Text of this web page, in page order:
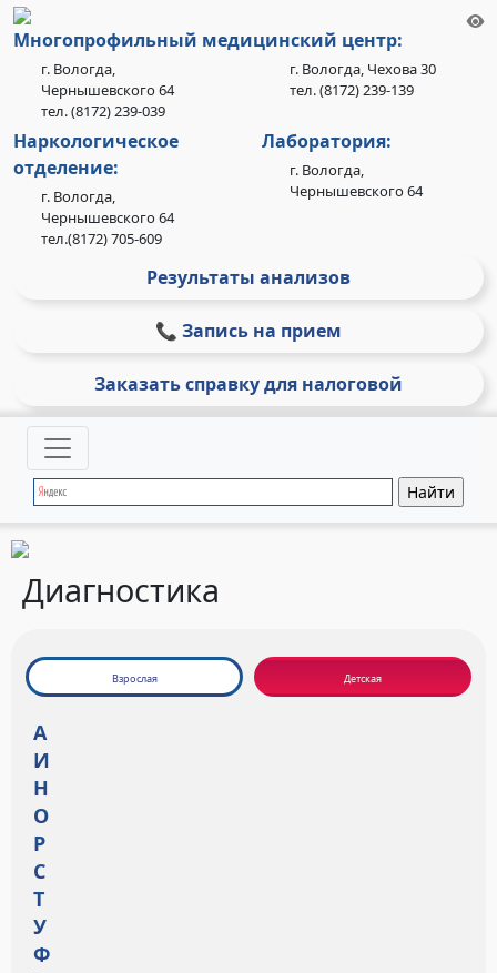
Многопрофильный медицинский центр:
г. Вологда,
Чернышевского 64
тел. (8172) 239-039
г. Вологда, Чехова 30
тел. (8172) 239-139
Наркологическое
отделение:
г. Вологда,
Чернышевского 64
тел.(8172) 705-609
Лаборатория:
г. Вологда,
Чернышевского 64
Результаты анализов
📞 Запись на прием
Заказать справку для налоговой
Диагностика
Взрослая Детская
А
И
Н
О
Р
С
Т
У
Ф